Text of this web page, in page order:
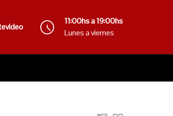
11:00hs a 19:00hs
Lunes a viernes